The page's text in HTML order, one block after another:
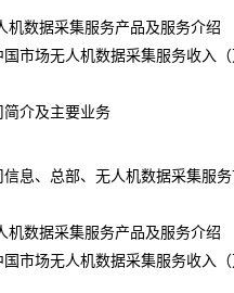
据采集服务产品及服务介绍
无人机数据采集服务收入（
及主要业务
总部、无人机数据采集服务
据采集服务产品及服务介绍
无人机数据采集服务收入（